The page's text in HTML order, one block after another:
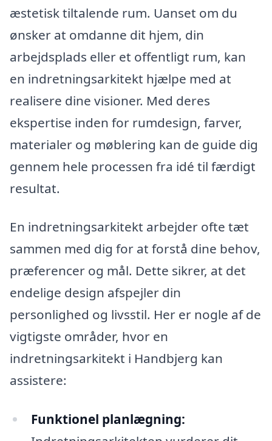
æstetisk tiltalende rum. Uanset om du
ønsker at omdanne dit hjem, din
arbejdsplads eller et offentligt rum, kan
en indretningsarkitekt hjælpe med at
realisere dine visioner. Med deres
ekspertise inden for rumdesign, farver,
materialer og møblering kan de guide dig
gennem hele processen fra idé til færdigt
resultat.
En indretningsarkitekt arbejder ofte tæt
sammen med dig for at forstå dine behov,
præferencer og mål. Dette sikrer, at det
endelige design afspejler din
personlighed og livsstil. Her er nogle af de
vigtigste områder, hvor en
indretningsarkitekt i Handbjerg kan
assistere:
Funktionel planlægning: